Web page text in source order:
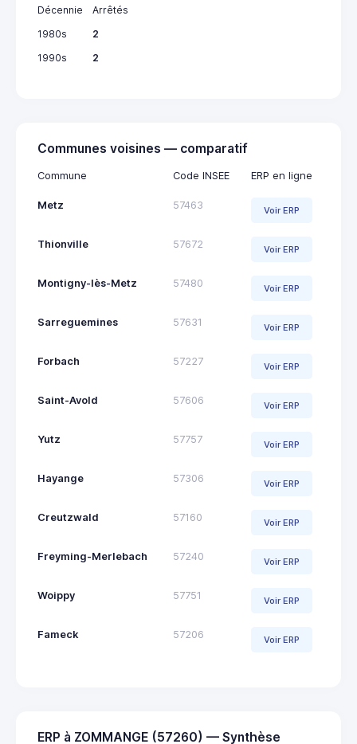
Décennie
Arrêtés
1980s
2
1990s
2
Communes voisines — comparatif
Commune Code INSEE ERP en ligne
Metz 57463 Voir ERP
Thionville 57672 Voir ERP
Montigny-lès-Metz 57480 Voir ERP
Sarreguemines 57631 Voir ERP
Forbach 57227 Voir ERP
Saint-Avold 57606 Voir ERP
Yutz 57757 Voir ERP
Hayange 57306 Voir ERP
Creutzwald 57160 Voir ERP
Freyming-Merlebach 57240 Voir ERP
Woippy 57751 Voir ERP
Fameck 57206 Voir ERP
ERP à ZOMMANGE (57260) — Synthèse